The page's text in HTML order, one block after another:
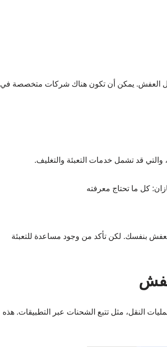
لنقل العفش. يمكن أن تكون هناك شركات متخصصة في
قد تشمل خدمات التعبئة والتغليف.
بنفسك. لكن تأكد من وجود مساعدة للتعبئة
النقل، مثل تتبع الشحنات عبر التطبيقات. هذه